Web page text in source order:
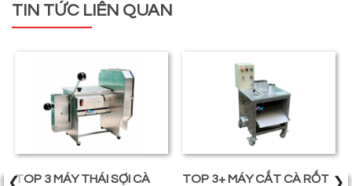
TIN TỨC LIÊN QUAN
TOP 3 MÁY THÁI SỢI CÀ
TOP 3+ MÁY CẮT CÀ RỐT